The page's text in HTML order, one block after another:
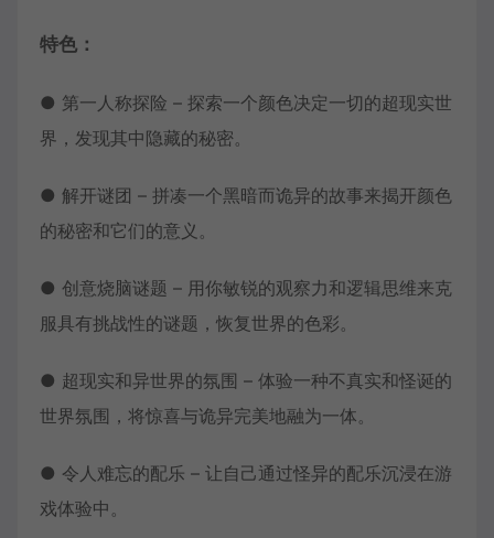
特色：
● 第一人称探险 – 探索一个颜色决定一切的超现实世
界，发现其中隐藏的秘密。
● 解开谜团 – 拼凑一个黑暗而诡异的故事来揭开颜色
的秘密和它们的意义。
● 创意烧脑谜题 – 用你敏锐的观察力和逻辑思维来克
服具有挑战性的谜题，恢复世界的色彩。
● 超现实和异世界的氛围 – 体验一种不真实和怪诞的
世界氛围，将惊喜与诡异完美地融为一体。
● 令人难忘的配乐 – 让自己通过怪异的配乐沉浸在游
戏体验中。